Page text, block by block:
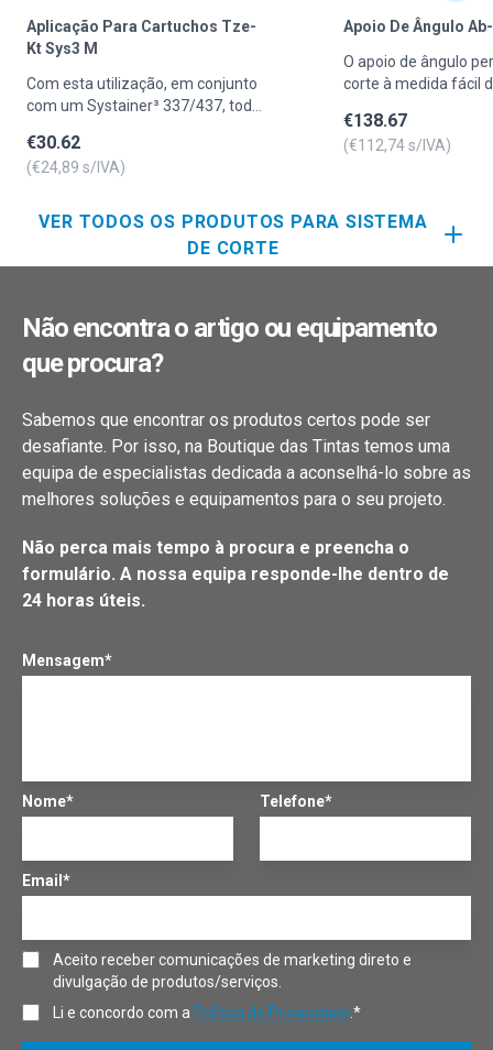
Aplicação Para Cartuchos Tze-
Kt Sys3 M
Com esta utilização, em conjunto
com um Systainer³ 337/437, todos
em segurança. Também os
adaptadores de bocais têm o seu
€30.62
(€24,89 s/IVA)
Apoio De Ângulo
O apoio de ângulo
corte à medida fácil
batentes angulares e
apoio de ângulo
€138.67
(€112,74s/IVA)
VER TODOS OS PRODUTOS PARA SISTEMA
DE CORTE
Não encontra o artigo ou equipamento
que procura?
Sabemos que encontrar os produtos certos pode ser
desafiante. Por isso, na Boutique das Tintas temos uma
equipa de especialistas dedicada a aconselhá-lo sobre as
melhores soluções e equipamentos para o seu projeto.
Não perca mais tempo à procura e preencha o
formulário. A nossa equipa responde-lhe dentro de
24 horas úteis.
Mensagem*
Nome* Telefone*
Email*
Aceito receber comunicações de marketing direto e
divulgação de produtos/serviços.
Li e concordo com a Política de Privacidade .*